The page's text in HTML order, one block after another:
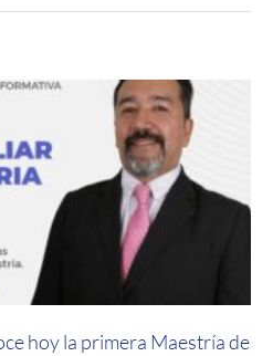
hoy la primera Maestría de